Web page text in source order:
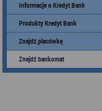
Informacje o Kredyt Bank
Produkty Kredyt Bank
Znajdź placówkę
Znajdź bankomat